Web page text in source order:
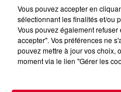
25 juillet 2026
GAGNE TA SOIRÉE POUR
CLUB LE 27 AOUT
Vous pouvez accepter en
sélectionnant les finalités et/ou
Vous pouvez également
accepter". Vos préférences ne
pouvez mettre à jour vos choix,
moment via le lien "Gérer les